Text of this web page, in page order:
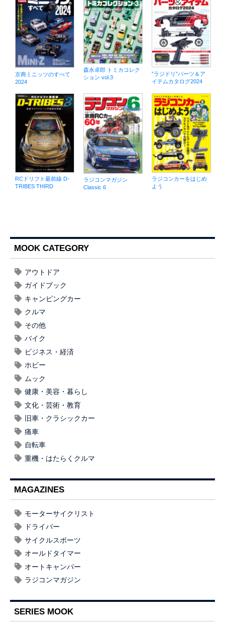
京商ミニッツのすべて
2024
森永卓郎 トミカコレク
ション vol.3
”ラジドリ”パーツ＆ア
イテムカタログ2024
RCドリフト最前線 D-
TRIBES THIRD
ラジコンマガジン
Classic 6
ラジコンカーをはじめ
よう
MOOK CATEGORY
アウトドア
ガイドブック
キャンピングカー
クルマ
その他
バイク
ビジネス・経済
ホビー
ムック
健康・美容・暮らし
文化・芸術・教育
旧車・クラシックカー
痛車
自転車
重機・はたらくクルマ
MAGAZINES
モーターサイクリスト
ドライバー
サイクルスポーツ
オールドタイマー
オートキャンパー
ラジコンマガジン
SERIES MOOK